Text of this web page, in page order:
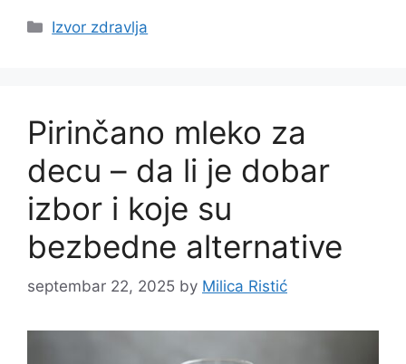
Categories
Izvor zdravlja
Pirinčano mleko za
decu – da li je dobar
izbor i koje su
bezbedne alternative
septembar 22, 2025 by Milica Ristić